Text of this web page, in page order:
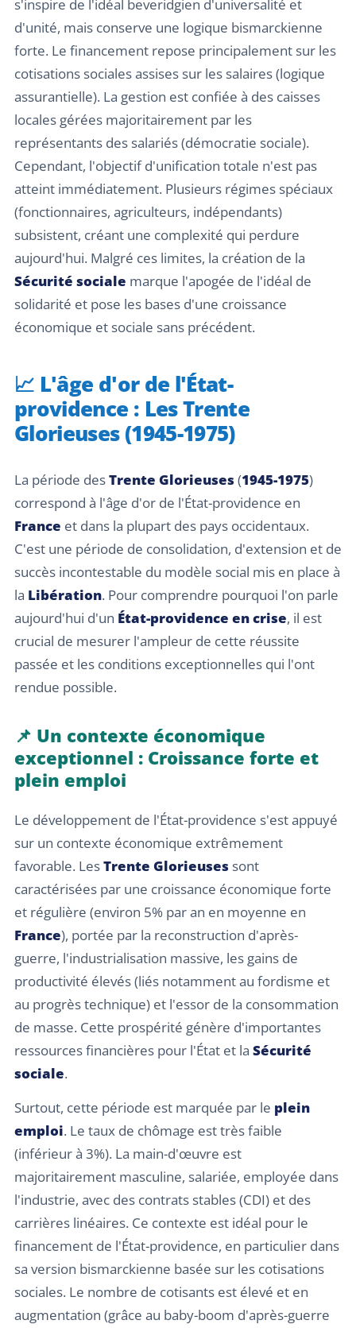
s'inspire de l'idéal beveridgien d'universalité et
d'unité, mais conserve une logique bismarckienne
forte. Le financement repose principalement sur les
cotisations sociales assises sur les salaires (logique
assurantielle). La gestion est confiée à des caisses
locales gérées majoritairement par les
représentants des salariés (démocratie sociale).
Cependant, l'objectif d'unification totale n'est pas
atteint immédiatement. Plusieurs régimes spéciaux
(fonctionnaires, agriculteurs, indépendants)
subsistent, créant une complexité qui perdure
aujourd'hui. Malgré ces limites, la création de la
Sécurité sociale marque l'apogée de l'idéal de
solidarité et pose les bases d'une croissance
économique et sociale sans précédent.
📈 L'âge d'or de l'État-
providence : Les Trente
Glorieuses (1945-1975)
La période desTrente Glorieuses (1945-1975)
correspond à l'âge d'or de l'État-providence en
France et dans la plupart des pays occidentaux.
C'est une période de consolidation, d'extension et de
succès incontestable du modèle social mis en place à
la Libération. Pour comprendre pourquoi l'on parle
aujourd'hui d'un État-providence en crise, il est
crucial de mesurer l'ampleur de cette réussite
passée et les conditions exceptionnelles qui l'ont
rendue possible.
📌 Un contexte économique
exceptionnel : Croissance forte et
plein emploi
Le développement de l'État-providence s'est appuyé
sur un contexte économique extrêmement
favorable. LesTrente Glorieuses sont
caractérisées par une croissance économique forte
et régulière (environ 5% par an en moyenne en
France), portée par la reconstruction d'après-
guerre, l'industrialisation massive, les gains de
productivité élevés (liés notamment au fordisme et
au progrès technique) et l'essor de la consommation
de masse. Cette prospérité génère d'importantes
ressources financières pour l'État et la Sécurité
sociale.
Surtout, cette période est marquée par le plein
emploi. Le taux de chômage est très faible
(inférieur à 3%). La main-d'œuvre est
majoritairement masculine, salariée, employée dans
l'industrie, avec des contrats stables (CDI) et des
carrières linéaires. Ce contexte est idéal pour le
financement de l'État-providence, en particulier dans
sa version bismarckienne basée sur les cotisations
sociales. Le nombre de cotisants est élevé et en
augmentation (grâce au baby-boom d'après-guerre